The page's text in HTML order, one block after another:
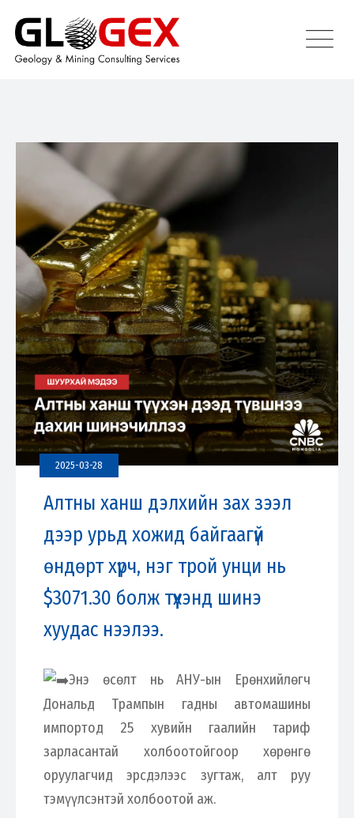
2025-03-28
Алтны ханш дэлхийн зах зээл
дээр урьд хожид байгаагүй
өндөрт хүрч, нэг трой унци нь
$3071.30 болж түүхэнд шинэ
хуудас нээлээ.
Энэ өсөлт нь АНУ-ын Ерөнхийлөгч
Дональд Трампын гадны автомашины
импортод 25 хувийн гаалийн тариф
зарласантай холбоотойгоор хөрөнгө
оруулагчид эрсдэлээс зугтаж, алт руу
тэмүүлсэнтэй холбоотой аж.